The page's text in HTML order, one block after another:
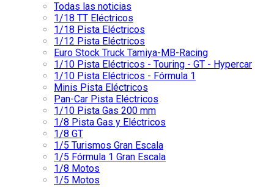
Todas las noticias
1/18 TT Eléctricos
1/18 Pista Eléctricos
1/12 Pista Eléctricos
Euro Stock Truck Tamiya-MB-Racing
1/10 Pista Eléctricos - Touring - GT - Hypercar
1/10 Pista Eléctricos - Fórmula 1
Minis Pista Eléctricos
Pan-Car Pista Eléctricos
1/10 Pista Gas 200 mm
1/8 Pista Gas y Eléctricos
1/8 GT
1/5 Turismos Gran Escala
1/5 Fórmula 1 Gran Escala
1/8 Motos
1/5 Motos